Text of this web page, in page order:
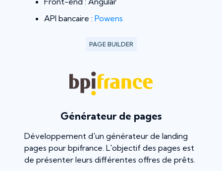
API bancaire : Powens
PAGE BUILDER
Générateur de pages
Développement d'un générateur de landing
pages pour bpifrance. L'objectif des pages est
de présenter leurs différentes offres de prêts.